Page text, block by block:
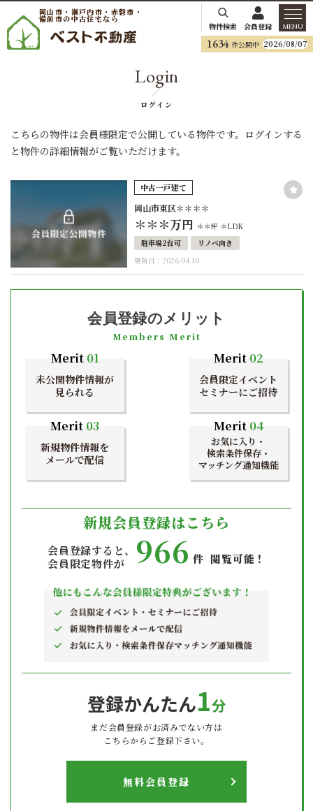
岡山市・瀬戸内市・赤磐市・
備前市の中古住宅なら
物件検索 会員登録 MENU
1634 件公開中 2026/08/07
Login
ログイン
こちらの物件は会員様限定で公開している物件です。ログインする
と物件の詳細情報がご覧いただけます。
中古一戸建て
岡山市東区＊＊＊＊
＊＊＊万円 ＊＊坪 ＊LDK
駐車場2台可
リノベ向き
更新日：2026.04.10
会員登録のメリット
Members Merit
Merit01
未公開物件情報が
見られる
Merit02
会員限定イベント
セミナーにご招待
Merit 03
新規物件情報を
メールで配信
Merit04
お気に入り・
検索条件保存・
マッチング通知機能
新規会員登録はこちら
会員登録すると、
会員限定物件が
966 件 閲覧可能！
登録かんたん1分
まだ会員登録がお済みでない方は
こちらからご登録下さい。
無料会員登録